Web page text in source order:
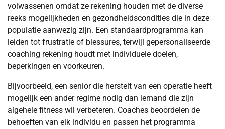
volwassenen omdat ze rekening houden met de diverse
reeks mogelijkheden en gezondheidscondities die in deze
populatie aanwezig zijn. Een standaardprogramma kan
leiden tot frustratie of blessures, terwijl gepersonaliseerde
coaching rekening houdt met individuele doelen,
beperkingen en voorkeuren.
Bijvoorbeeld, een senior die herstelt van een operatie heeft
mogelijk een ander regime nodig dan iemand die zijn
algehele fitness wil verbeteren. Coaches beoordelen de
behoeften van elk individu en passen het programma